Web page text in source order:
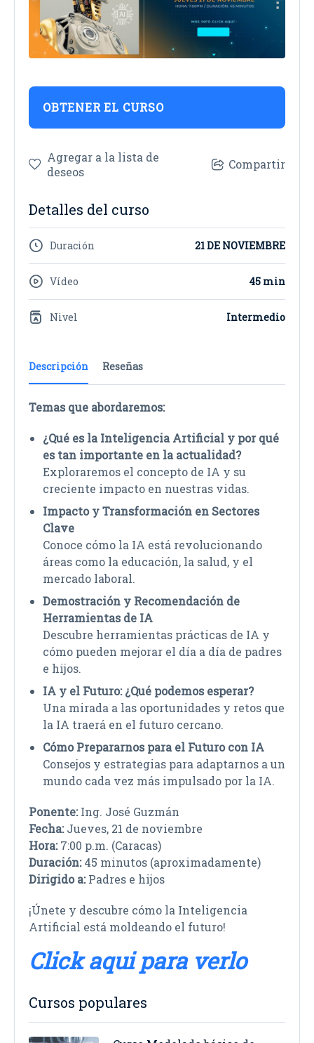
Descripción Reseñas
Temas que abordaremos:
¿Qué es la Inteligencia Artificial y por qué
es tan importante en la actualidad?
Exploraremos el concepto de IA y su
creciente impacto en nuestras vidas.
Impacto y Transformación en Sectores
Clave
Conoce cómo la IA está revolucionando
áreas como la educación, la salud, y el
mercado laboral.
Demostración y Recomendación de
Herramientas de IA
Descubre herramientas prácticas de IA y
cómo pueden mejorar el día a día de padres
e hijos.
IA y el Futuro: ¿Qué podemos esperar?
Una mirada a las oportunidades y retos que
la IA traerá en el futuro cercano.
Cómo Prepararnos para el Futuro con IA
Consejos y estrategias para adaptarnos a un
mundo cada vez más impulsado por la IA.
Ponente:Ing. José Guzmán
Fecha:Jueves, 21 de noviembre
Hora:7:00 p.m. (Caracas)
Duración:45 minutos (aproximadamente)
Dirigido a:Padres e hijos
¡Únete y descubre cómo la Inteligencia
Artificial está moldeando el futuro!
Click aqui para verlo
OBTENER EL CURSO
Agregar a la lista de
deseos
Compartir
Detalles del curso
Duración 21 DE NOVIEMBRE
Vídeo 45 min
Nivel Intermedio
Cursos populares